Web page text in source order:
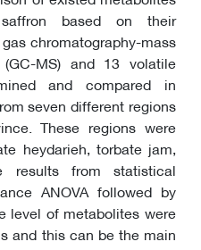
based on their
chromatography-mass
MS) and 13 volatile
and compared in
seven different regions
These regions were
heydarieh, torbate jam,
results from statistical
ANOVA followed by
level of metabolites were
and this can be the main